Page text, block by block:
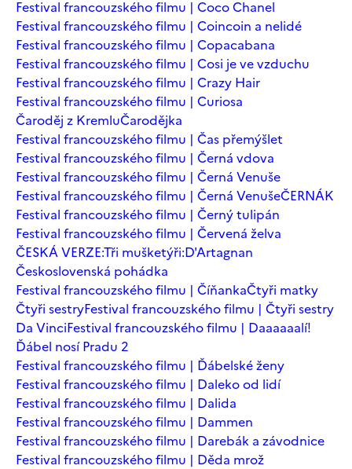
Festival francouzského filmu | Coco Chanel
Festival francouzského filmu | Coincoin a nelidé
Festival francouzského filmu | Copacabana
Festival francouzského filmu | Cosi je ve vzduchu
Festival francouzského filmu | Crazy Hair
Festival francouzského filmu | Curiosa
Čaroděj z KremluČarodějka
Festival francouzského filmu | Čas přemýšlet
Festival francouzského filmu | Černá vdova
Festival francouzského filmu | Černá Venuše
Festival francouzského filmu | Černá VenušeČERNÁK
Festival francouzského filmu | Černý tulipán
Festival francouzského filmu | Červená želva
ČESKÁ VERZE:Tři mušketýři:D'Artagnan
Československá pohádka
Festival francouzského filmu | ČíňankaČtyři matky
Čtyři sestryFestival francouzského filmu | Čtyři sestry
Da VinciFestival francouzského filmu | Daaaaaalí!
Ďábel nosí Pradu 2
Festival francouzského filmu | Ďábelské ženy
Festival francouzského filmu | Daleko od lidí
Festival francouzského filmu | Dalida
Festival francouzského filmu | Dammen
Festival francouzského filmu | Darebák a závodnice
Festival francouzského filmu | Děda mrož